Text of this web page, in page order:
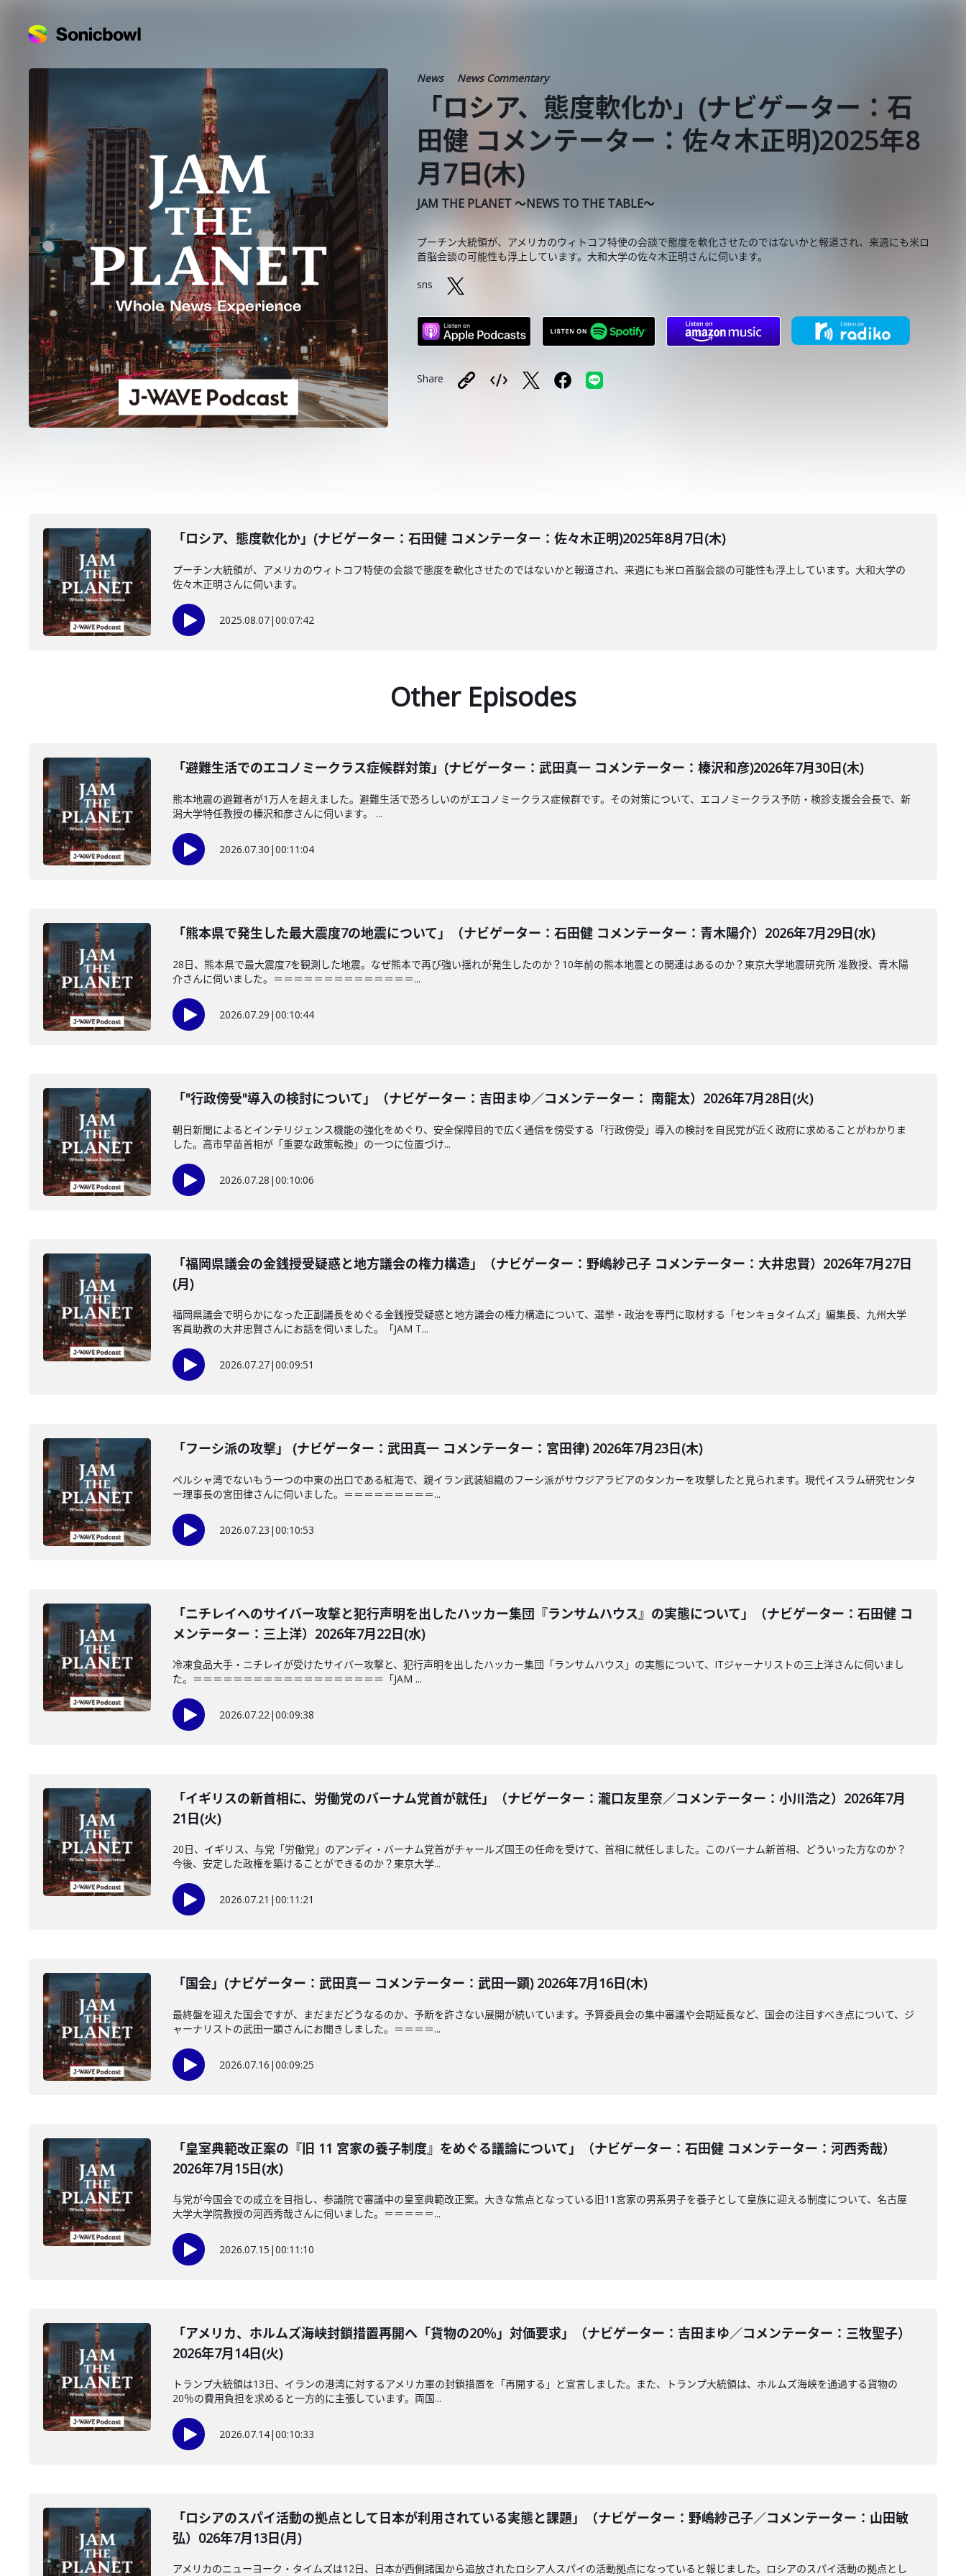
News News Commentary
「ロシア、態度軟化か」(ナビゲーター：石
田健 コメンテーター：佐々木正明)2025年8
月7日(木)
JAM THE PLANET ～NEWS TO THE TABLE～
プーチン大統領が、アメリカのウィトコフ特使の会談で態度を軟化させたのではないかと報道され、来週にも米ロ
首脳会談の可能性も浮上しています。大和大学の佐々木正明さんに伺います。
sns
Share
「ロシア、態度軟化か」(ナビゲーター：石田健 コメンテーター：佐々木正明)2025年8月7日(木)
プーチン大統領が、アメリカのウィトコフ特使の会談で態度を軟化させたのではないかと報道され、来週にも米ロ首脳会談の可能性も浮上しています。大和大学の
佐々木正明さんに伺います。
2025.08.07|00:07:42
Other Episodes
「避難生活でのエコノミークラス症候群対策」(ナビゲーター：武田真一 コメンテーター：榛沢和彦)2026年7月30日(木)
熊本地震の避難者が1万人を超えました。避難生活で恐ろしいのがエコノミークラス症候群です。その対策について、エコノミークラス予防・検診支援会会長で、新
潟大学特任教授の榛沢和彦さんに伺います。 ...
2026.07.30 |00:11:04
「熊本県で発生した最大震度7の地震について」（ナビゲーター：石田健 コメンテーター：青木陽介）2026年7月29日(水)
28日、熊本県で最大震度7を観測した地震。なぜ熊本で再び強い揺れが発生したのか？10年前の熊本地震との関連はあるのか？東京大学地震研究所 准教授、青木陽
介さんに伺いました。＝＝＝＝＝＝＝＝＝＝＝＝＝＝...
2026.07.29 |00:10:44
「"行政傍受"導入の検討について」（ナビゲーター：吉田まゆ／コメンテーター： 南龍太）2026年7月28日(火)
朝日新聞によるとインテリジェンス機能の強化をめぐり、安全保障目的で広く通信を傍受する「行政傍受」導入の検討を自民党が近く政府に求めることがわかりま
した。高市早苗首相が「重要な政策転換」の一つに位置づけ...
2026.07.28 |00:10:06
「福岡県議会の金銭授受疑惑と地方議会の権力構造」（ナビゲーター：野嶋紗己子 コメンテーター：大井忠賢）2026年7月27日
(月)
福岡県議会で明らかになった正副議長をめぐる金銭授受疑惑と地方議会の権力構造について、選挙・政治を専門に取材する「センキョタイムズ」編集長、九州大学
客員助教の大井忠賢さんにお話を伺いました。「JAM T...
2026.07.27|00:09:51
「フーシ派の攻撃」 (ナビゲーター：武田真一 コメンテーター：宮田律) 2026年7月23日(木)
ペルシャ湾でないもう一つの中東の出口である紅海で、親イラン武装組織のフーシ派がサウジアラビアのタンカーを攻撃したと見られます。現代イスラム研究センタ
ー理事長の宮田律さんに伺いました。＝＝＝＝＝＝＝＝＝...
2026.07.23 |00:10:53
「ニチレイへのサイバー攻撃と犯行声明を出したハッカー集団『ランサムハウス』の実態について」（ナビゲーター：石田健 コ
メンテーター：三上洋）2026年7月22日(水)
冷凍食品大手・ニチレイが受けたサイバー攻撃と、犯行声明を出したハッカー集団「ランサムハウス」の実態について、ITジャーナリストの三上洋さんに伺いまし
た。＝＝＝＝＝＝＝＝＝＝＝＝＝＝＝＝＝＝＝「JAM ...
2026.07.22|00:09:38
「イギリスの新首相に、労働党のバーナム党首が就任」（ナビゲーター：瀧口友里奈／コメンテーター：小川浩之）2026年7月
21日(火)
20日、イギリス、与党「労働党」のアンディ・バーナム党首がチャールズ国王の任命を受けて、首相に就任しました。このバーナム新首相、どういった方なのか？
今後、安定した政権を築けることができるのか？東京大学...
2026.07.21 |00:11:21
「国会」(ナビゲーター：武田真一 コメンテーター：武田一顕) 2026年7月16日(木)
最終盤を迎えた国会ですが、まだまだどうなるのか、予断を許さない展開が続いています。予算委員会の集中審議や会期延長など、国会の注目すべき点について、ジ
ャーナリストの武田一顕さんにお聞きしました。＝＝＝＝...
2026.07.16 |00:09:25
「皇室典範改正案の『旧 11 宮家の養子制度』をめぐる議論について」（ナビゲーター：石田健 コメンテーター：河西秀哉）
2026年7月15日(水)
与党が今国会での成立を目指し、参議院で審議中の皇室典範改正案。大きな焦点となっている旧11宮家の男系男子を養子として皇族に迎える制度について、名古屋
大学大学院教授の河西秀哉さんに伺いました。＝＝＝＝＝...
2026.07.15 |00:11:10
「アメリカ、ホルムズ海峡封鎖措置再開へ「貨物の20％」対価要求」（ナビゲーター：吉田まゆ／コメンテーター：三牧聖子）
2026年7月14日(火)
トランプ大統領は13日、イランの港湾に対するアメリカ軍の封鎖措置を「再開する」と宣言しました。また、トランプ大統領は、ホルムズ海峡を通過する貨物の
20％の費用負担を求めると一方的に主張しています。両国...
2026.07.14|00:10:33
「ロシアのスパイ活動の拠点として日本が利用されている実態と課題」（ナビゲーター：野嶋紗己子／コメンテーター：山田敏
弘）026年7月13日(月)
アメリカのニューヨーク・タイムズは12日、日本が西側諸国から追放されたロシア人スパイの活動拠点になっていると報じました。ロシアのスパイ活動の拠点とし